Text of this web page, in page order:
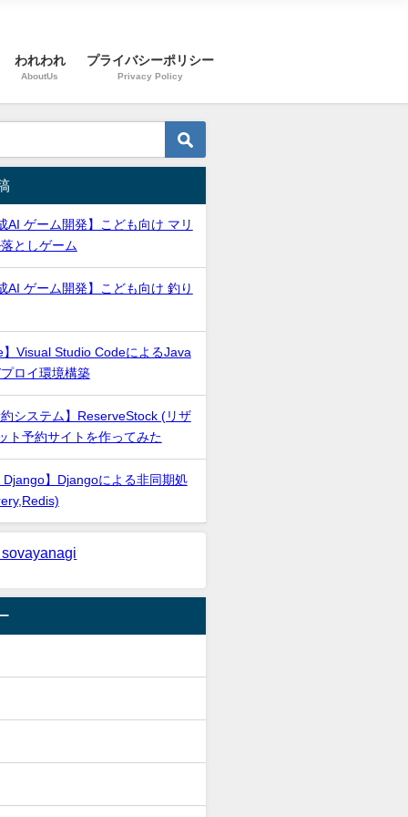
われわれ
AboutUs
プライバシーポリシー
Privacy Policy
AI ゲーム開発】こども向け マリ
としゲーム
AI ゲーム開発】こども向け 釣り
】Visual Studio CodeによるJava
ロイ環境構築
システム】ReserveStock (リザ
ト予約サイトを作ってみた
Django】Djangoによる非同期処